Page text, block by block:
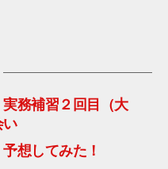
務補習２回目（大
想してみた！